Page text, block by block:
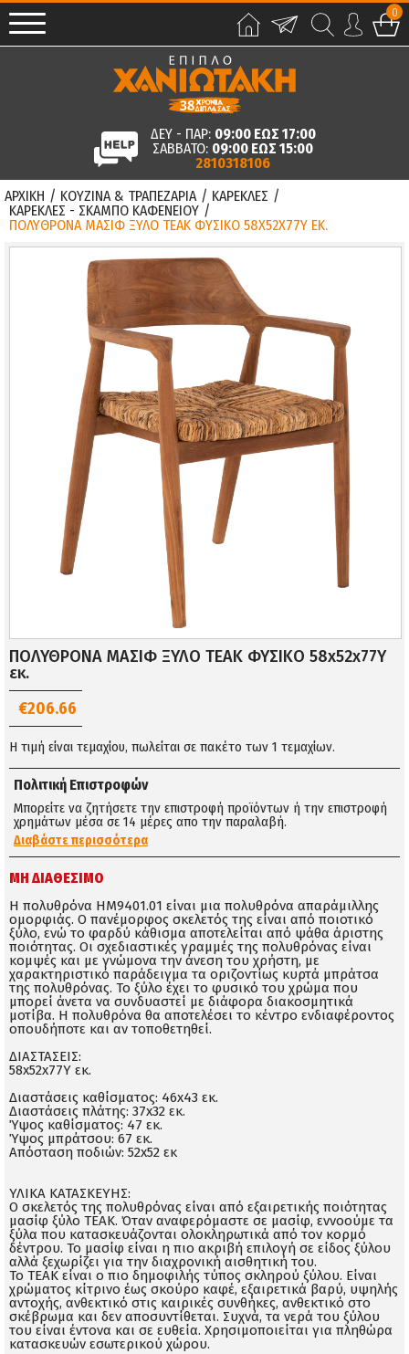
0
ΔΕΥ - ΠΑΡ: 09:00 ΕΩΣ 17:00
ΣΑΒΒΑΤΟ: 09:00 ΕΩΣ 15:00
2810318106
ΑΡΧΙΚΗ / ΚΟΥΖΙΝΑ & ΤΡΑΠΕΖΑΡΙΑ / ΚΑΡΕΚΛΕΣ /
ΚΑΡΕΚΛΕΣ - ΣΚΑΜΠΟ ΚΑΦΕΝΕΙΟΥ /
ΠΟΛΥΘΡΟΝΑ ΜΑΣΙΦ ΞΥΛΟ ΤEAK ΦΥΣΙΚΟ 58X52X77Y ΕΚ.
ΠΟΛΥΘΡΟΝΑ ΜΑΣΙΦ ΞΥΛΟ ΤEAK ΦΥΣΙΚΟ 58x52x77Y
εκ.
€206.66
Η τιμή είναι τεμαχίου, πωλείται σε πακέτο των 1 τεμαχίων.
Πολιτική Επιστροφών
Μπορείτε να ζητήσετε την επιστροφή προϊόντων ή την επιστροφή
χρημάτων μέσα σε 14 μέρες απο την παραλαβή.
Διαβάστε περισσότερα
ΜΗ ΔΙΑΘΈΣΙΜΟ
Η πολυθρόνα ΗΜ9401.01 είναι μια πολυθρόνα απαράμιλλης
ομορφιάς. Ο πανέμορφος σκελετός της είναι από ποιοτικό
ξύλο, ενώ το φαρδύ κάθισμα αποτελείται από ψάθα άριστης
ποιότητας. Οι σχεδιαστικές γραμμές της πολυθρόνας είναι
κομψές και με γνώμονα την άνεση του χρήστη, με
χαρακτηριστικό παράδειγμα τα οριζοντίως κυρτά μπράτσα
της πολυθρόνας. Το ξύλο έχει το φυσικό του χρώμα που
μπορεί άνετα να συνδυαστεί με διάφορα διακοσμητικά
μοτίβα. Η πολυθρόνα θα αποτελέσει το κέντρο ενδιαφέροντος
οπουδήποτε και αν τοποθετηθεί.
ΔΙΑΣΤΑΣΕΙΣ:
58x52x77Y εκ.
Διαστάσεις καθίσματος: 46x43 εκ.
Διαστάσεις πλάτης: 37x32 εκ.
Ύψος καθίσματος: 47 εκ.
Ύψος μπράτσου: 67 εκ.
Απόσταση ποδιών: 52x52 εκ
ΥΛΙΚΑ ΚΑΤΑΣΚΕΥΗΣ:
Ο σκελετός της πολυθρόνας είναι από εξαιρετικής ποιότητας
μασίφ ξύλο ΤΕΑΚ. Όταν αναφερόμαστε σε μασίφ, εννοούμε τα
ξύλα που κατασκευάζονται ολοκληρωτικά από τον κορμό
δέντρου. Το μασίφ είναι η πιο ακριβή επιλογή σε είδος ξύλου
αλλά ξεχωρίζει για την διαχρονική αισθητική του.
Το ΤΕΑΚ είναι ο πιο δημοφιλής τύπος σκληρού ξύλου. Είναι
χρώματος κίτρινο έως σκούρο καφέ, εξαιρετικά βαρύ, υψηλής
αντοχής, ανθεκτικό στις καιρικές συνθήκες, ανθεκτικό στο
σκέβρωμα και δεν αποσυντίθεται. Συχνά, τα νερά του ξύλου
του είναι έντονα και σε ευθεία. Χρησιμοποιείται για πληθώρα
κατασκευών εσωτερικού χώρου.